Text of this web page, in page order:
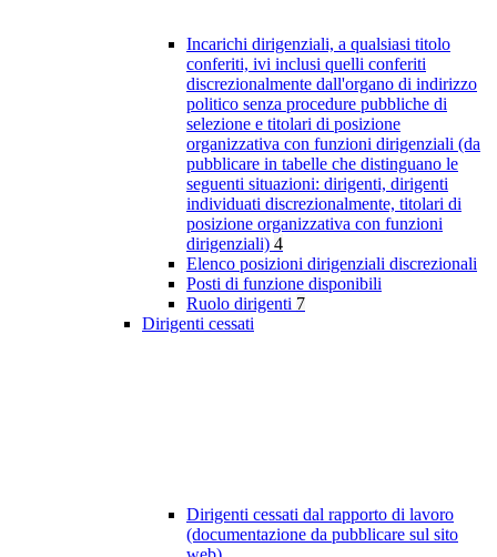
Incarichi dirigenziali, a qualsiasi titolo
conferiti, ivi inclusi quelli conferiti
discrezionalmente dall'organo di indirizzo
politico senza procedure pubbliche di
selezione e titolari di posizione
organizzativa con funzioni dirigenziali (da
pubblicare in tabelle che distinguano le
seguenti situazioni: dirigenti, dirigenti
individuati discrezionalmente, titolari di
posizione organizzativa con funzioni
dirigenziali) 4
Elenco posizioni dirigenziali discrezionali
Posti di funzione disponibili
Ruolo dirigenti 7
Dirigenti cessati
Dirigenti cessati dal rapporto di lavoro
(documentazione da pubblicare sul sito